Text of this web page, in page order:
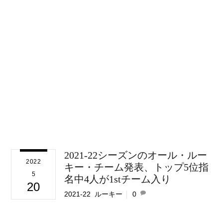
2022
5
20
2021-22シーズンのオール・ルー
キー・チーム発表、トップ5位指
名中4人が1stチーム入り
2021-22 ルーキー 0